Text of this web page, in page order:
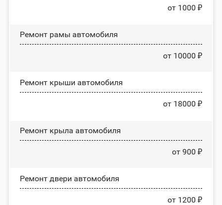
от 1000 ₽
Ремонт рамы автомобиля
от 10000 ₽
Ремонт крыши автомобиля
от 18000 ₽
Ремонт крыла автомобиля
от 900 ₽
Ремонт двери автомобиля
от 1200 ₽